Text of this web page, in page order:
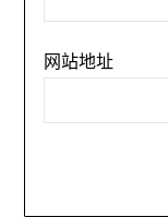
网站地址